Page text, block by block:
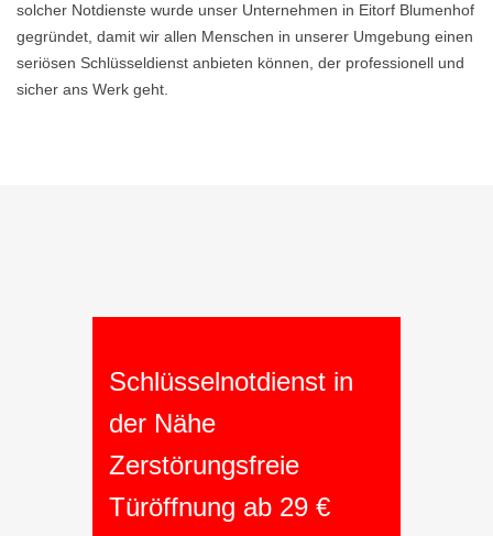
solcher Notdienste wurde unser Unternehmen in Eitorf Blumenhof
gegründet, damit wir allen Menschen in unserer Umgebung einen
seriösen Schlüsseldienst anbieten können, der professionell und
sicher ans Werk geht.
Schlüsselnotdienst in
der Nähe
Zerstörungsfreie
Türöffnung ab 29 €